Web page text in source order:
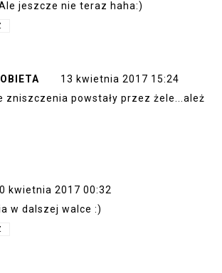
jeszcze nie teraz haha:)
13 kwietnia 2017 15:24
zniszczenia powstały przez żele...ależ
kwietnia 2017 00:32
w dalszej walce :)